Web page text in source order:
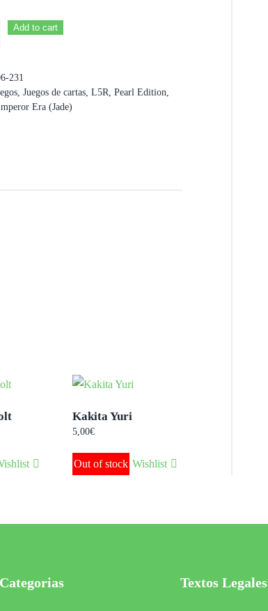
Add to cart
231
, Juegos de cartas, L5R, Pearl Edition,
Era (Jade)
Kakita Yuri
5,00€
Out of stock Wishlist
Categorias Textos Legales